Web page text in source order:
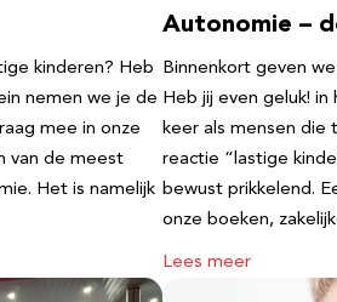
kinderen? Heb
nemen we je de
mee in onze
van de meest
Het is namelijk
Autonomie –
Binnenkort geven
Heb jij even geluk!
keer als mensen die
reactie “lastige
bewust prikkelend.
onze boeken,
Lees meer